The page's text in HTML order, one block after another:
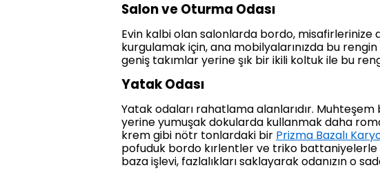
Salon ve Oturma Odası
Evin kalbi olan salonlarda bordo, misafirlerinize
kurgulamak için, ana mobilyalarınızda bu
geniş takımlar yerine şık bir ikili koltuk ile bu
Yatak Odası
Yatak odaları rahatlama alanlarıdır. Muhteşem
yerine yumuşak dokularda kullanmak daha
krem gibi nötr tonlardaki bir Prizma Bazalı
pofuduk bordo kırlentler ve triko battaniyelerle
baza işlevi, fazlalıkları saklayarak odanızın o